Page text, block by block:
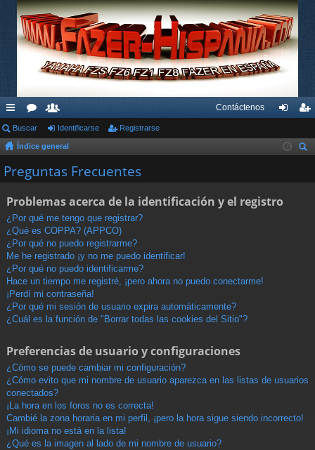
nl
ac
es
do
s
or
os
su
ari
os
Contáctenos
nti ist
Buscar Identificarse Registrarse
Índice general
Preguntas Frecuentes
Problemas acerca de la identificación y el registro
¿Por qué me tengo que registrar?
¿Qué es COPPA? (APPCO)
¿Por qué no puedo registrarme?
Me he registrado ¡y no me puedo identificar!
¿Por qué no puedo identificarme?
Hace un tiempo me registré, ¡pero ahora no puedo conectarme!
¡Perdí mi contraseña!
¿Por qué mi sesión de usuario expira automáticamente?
¿Cuál es la función de "Borrar todas las cookies del Sitio"?
Preferencias de usuario y configuraciones
¿Cómo se puede cambiar mi configuración?
¿Cómo evito que mi nombre de usuario aparezca en las listas de usuarios
conectados?
¡La hora en los foros no es correcta!
Cambié la zona horaria en mi perfil, ¡pero la hora sigue siendo incorrecto!
¡Mi idioma no está en la lista!
¿Qué es la imagen al lado de mi nombre de usuario?